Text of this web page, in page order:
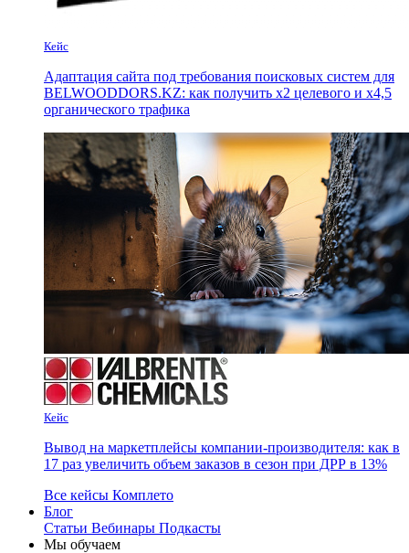
Кейс
Адаптация сайта под требования поисковых систем для
BELWOODDORS.KZ: как получить х2 целевого и х4,5
органического трафика
Кейс
Вывод на маркетплейсы компании-производителя: как в
17 раз увеличить объем заказов в сезон при ДРР в 13%
Все кейсы Комплето
Блог
Статьи Вебинары Подкасты
Мы обучаем